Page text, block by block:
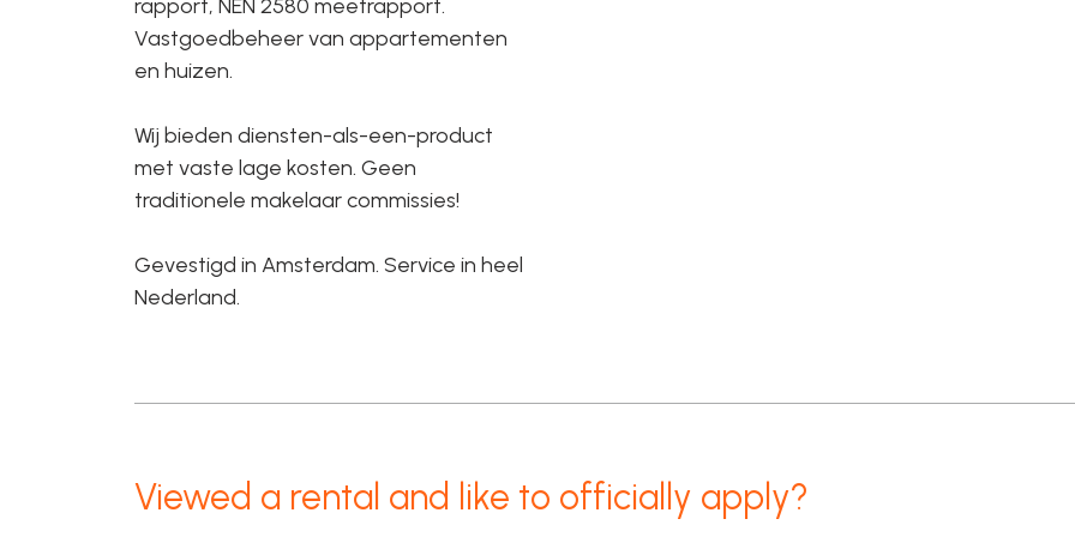
rapport, NEN 2580 meetrapport.
Vastgoedbeheer van appartementen
en huizen.
Wij bieden diensten-als-een-product
met vaste lage kosten. Geen
traditionele makelaar commissies!
Gevestigd in Amsterdam. Service in heel
Nederland.
Viewed a rental and like to officially apply?